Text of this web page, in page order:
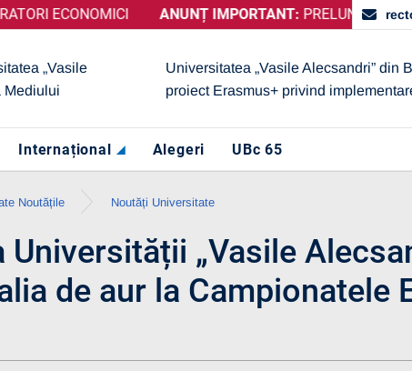
„GRAD DE ÎNCREDERE RIDICAT”, ACORDAT DE ARACIS
ANUNȚ IMPORTANT:PRELUNGIRE SELECȚIE
„Vasile
Mediului
Universitatea „Vasile Alecsandri” din
proiect Erasmus+ privind
Internațional Alegeri UBc 65
Noutățile Noutăți Universitate
Universității „Vasile
de aur la Campionatele